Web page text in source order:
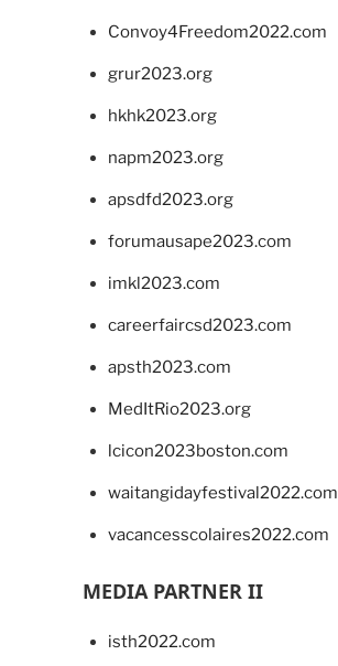
Convoy4Freedom2022.com
grur2023.org
hkhk2023.org
napm2023.org
apsdfd2023.org
forumausape2023.com
imkl2023.com
careerfaircsd2023.com
apsth2023.com
MedItRio2023.org
lcicon2023boston.com
waitangidayfestival2022.com
vacancesscolaires2022.com
MEDIA PARTNER II
isth2022.com